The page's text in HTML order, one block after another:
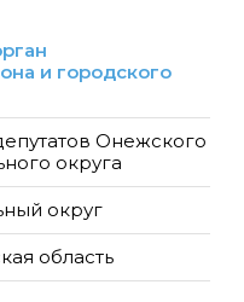
и городского
Онежского
округа
округ
область